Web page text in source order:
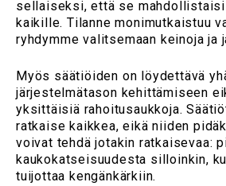
sellaiseksi, että se mahdollistaisi
kaikille. Tilanne monimutkaistuu
ryhdymme valitsemaan keinoja ja
Myös säätiöiden on löydettävä
järjestelmätason kehittämiseen
yksittäisiä rahoitusaukkoja.
ratkaise kaikkea, eikä niiden
voivat tehdä jotakin ratkaisevaa:
kaukokatseisuudesta silloinkin,
tuijottaa kengänkärkiin.